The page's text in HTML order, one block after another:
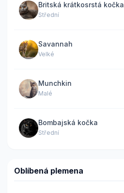
Britská krátkosrstá kočka
Střední
Savannah
Velké
Munchkin
Malé
Bombajská kočka
Střední
Oblíbená plemena